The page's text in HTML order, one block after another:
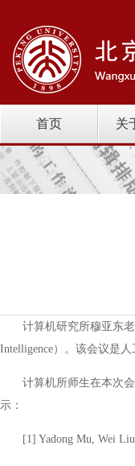
首页 关
计算机研究所穆亚东
Intelligence）。该会议是
计算机所师生在本次
示：
[1] Yadong Mu, Wei